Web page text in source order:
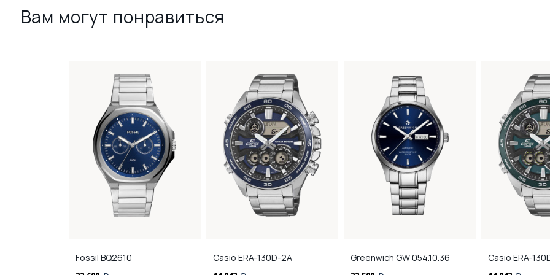
Вам могут понравиться
Fossil BQ2610 Casio ERA-130D-2A Greenwich GW 054.10.36 Casio ERA-